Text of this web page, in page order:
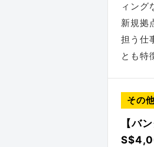
ィング
新規拠
担う仕
とも特
その
【バ